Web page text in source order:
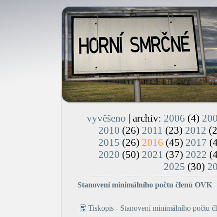
vyvěšeno | archív: 2006 (4)
2010 (26) 2011 (23) 2012
2015 (26) 2016 (45) 2017
2020 (50) 2021 (37) 2022
2025 (30)
Stanovení minimálního počtu členů OVK
Tiskopis - Stanovení minimálního počtu